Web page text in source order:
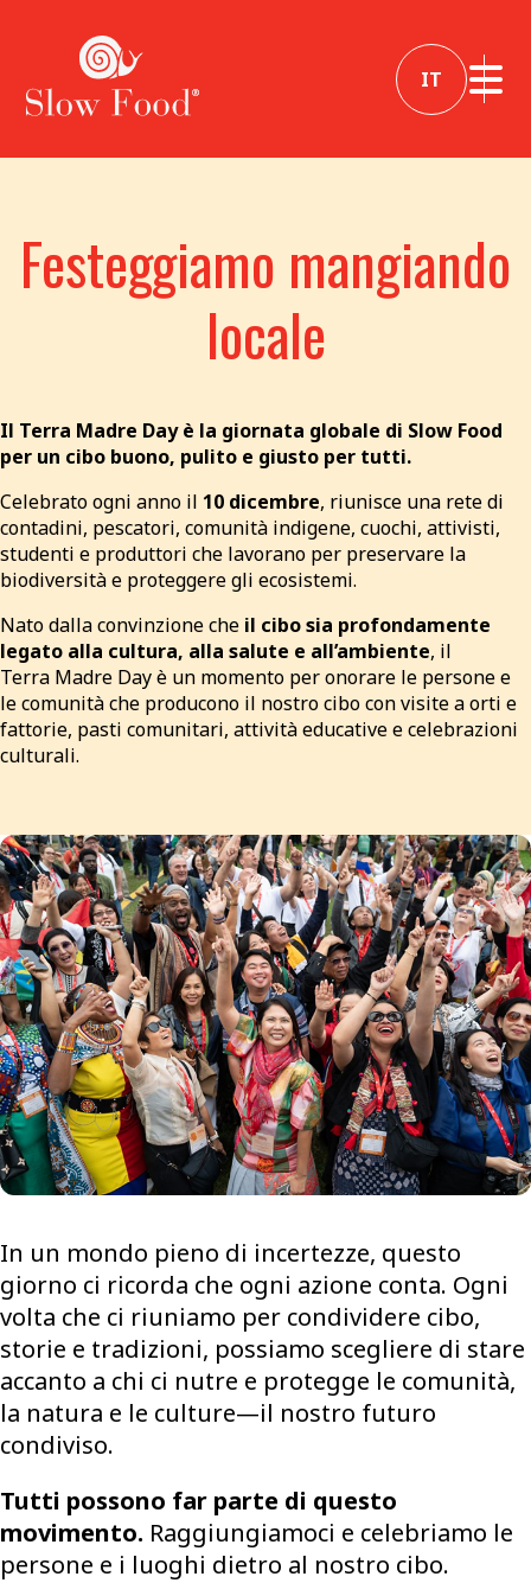
IT
Festeggiamo mangiando
locale
Il Terra Madre Day è la giornata globale di Slow Food
per un cibo buono, pulito e giusto per tutti.
Celebrato ogni anno il 10 dicembre, riunisce una rete di
contadini, pescatori, comunità indigene, cuochi, attivisti,
studenti e produttori che lavorano per preservare la
biodiversità e proteggere gli ecosistemi.
Nato dalla convinzione che il cibo sia profondamente
legato alla cultura, alla salute e all’ambiente, il
Terra Madre Day è un momento per onorare le persone e
le comunità che producono il nostro cibo con visite a orti e
fattorie, pasti comunitari, attività educative e celebrazioni
culturali.
In un mondo pieno di incertezze, questo
giorno ci ricorda che ogni azione conta. Ogni
volta che ci riuniamo per condividere cibo,
storie e tradizioni, possiamo scegliere di stare
accanto a chi ci nutre e protegge le comunità,
la natura e le culture—il nostro futuro
condiviso.
Tutti possono far parte di questo
movimento. Raggiungiamoci e celebriamo le
persone e i luoghi dietro al nostro cibo.